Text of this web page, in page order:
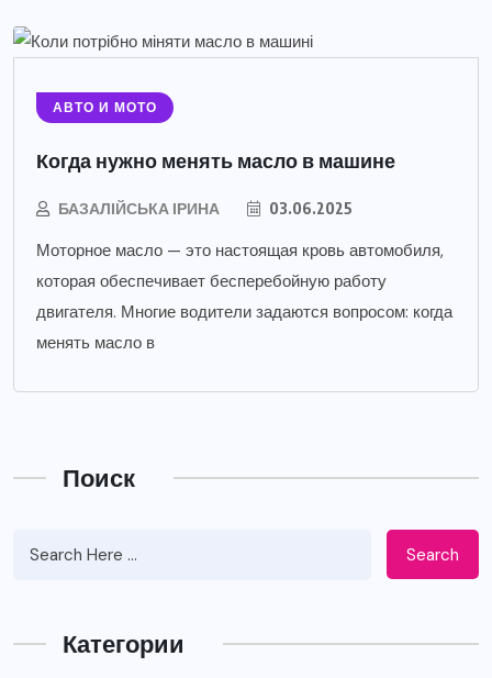
АВТО И МОТО
Когда нужно менять масло в машине
БАЗАЛІЙСЬКА ІРИНА 03.06.2025
Моторное масло — это настоящая кровь автомобиля,
которая обеспечивает бесперебойную работу
двигателя. Многие водители задаются вопросом: когда
менять масло в
Поиск
Search
Категории